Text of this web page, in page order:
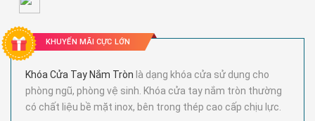
KHUYẾN MÃI CỰC LỚN
Khóa Cửa Tay Nắm Tròn là dạng khóa cửa sử dụng cho
phòng ngũ, phòng vệ sinh. Khóa cửa tay nắm tròn thường
có chất liệu bề mặt inox, bên trong thép cao cấp chịu lực.